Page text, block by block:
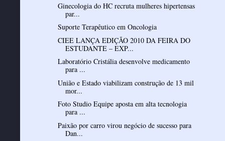
Ginecologia do HC recruta mulheres hipertensas
par...
Suporte Terapêutico em Oncologia
CIEE LANÇA EDIÇÃO 2010 DA FEIRA DO
ESTUDANTE – EXP...
Laboratório Cristália desenvolve medicamento
para ...
União e Estado viabilizam construção de 13 mil
mor...
Foto Studio Equipe aposta em alta tecnologia
para ...
Paixão por carro virou negócio de sucesso para
Dan...